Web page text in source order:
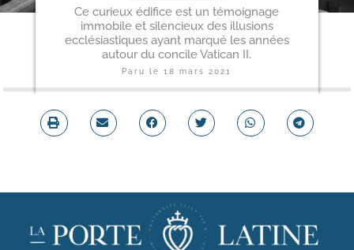
Ce curieux édifice est un témoignage
immobile et silencieux des illusions
ecclésiastiques ayant marqué les années
autour du concile Vatican II.
Paru le18 mars 2021